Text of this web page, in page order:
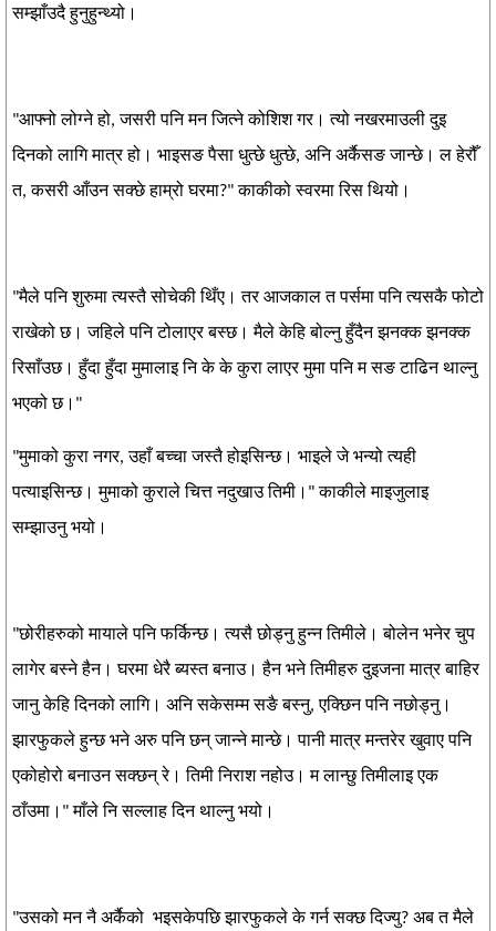
सम्झाँउदै हुनुहुन्थ्यो।
"आफ्नो लोग्ने हो, जसरी पनि मन जित्ने कोशिश गर। त्यो नखरमाउली दुइ
दिनको लागि मात्र हो। भाइसङ पैसा धुत्छे धुत्छे, अनि अर्कैसङ जान्छे। ल हेरौँ
त, कसरी आँउन सक्छे हाम्रो घरमा?" काकीको स्वरमा रिस थियो।
"मैले पनि शुरुमा त्यस्तै सोचेकी थिँए। तर आजकाल त पर्समा पनि त्यसकै फोटो
राखेको छ। जहिले पनि टोलाएर बस्छ। मैले केहि बोल्नु हुँदैन झनक्क झनक्क
रिसाँउछ। हुँदा हुँदा मुमालाइ नि के के कुरा लाएर मुमा पनि म सङ टाढिन थाल्नु
भएको छ।"
"मुमाको कुरा नगर, उहाँ बच्चा जस्तै होइसिन्छ। भाइले जे भन्यो त्यही
पत्याइसिन्छ। मुमाको कुराले चित्त नदुखाउ तिमी।" काकीले माइजुलाइ
सम्झाउनु भयो।
"छोरीहरुको मायाले पनि फर्किन्छ। त्यसै छोड्नु हुन्न तिमीले। बोलेन भनेर चुप
लागेर बस्ने हैन। घरमा धेरै ब्यस्त बनाउ। हैन भने तिमीहरु दुइजना मात्र बाहिर
जानु केहि दिनको लागि। अनि सकेसम्म सङै बस्नु, एक्छिन पनि नछोड्नु।
झारफुकले हुन्छ भने अरु पनि छन् जान्ने मान्छे। पानी मात्र मन्तरेर खुवाए पनि
एकोहोरो बनाउन सक्छन् रे। तिमी निराश नहोउ। म लान्छु तिमीलाइ एक
ठाँउमा।" माँले नि सल्लाह दिन थाल्नु भयो।
"उसको मन नै अर्कैको भइसकेपछि झारफुकले के गर्न सक्छ दिज्यु? अब त मैले